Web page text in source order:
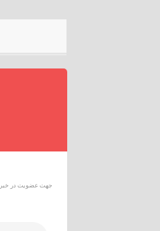
جهت عضویت در